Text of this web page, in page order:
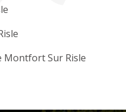
Montfort Sur Risle